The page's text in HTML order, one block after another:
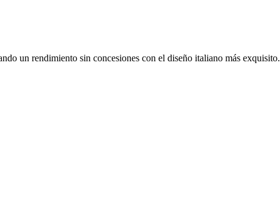
un rendimiento sin concesiones con el diseño italiano más exquisito.